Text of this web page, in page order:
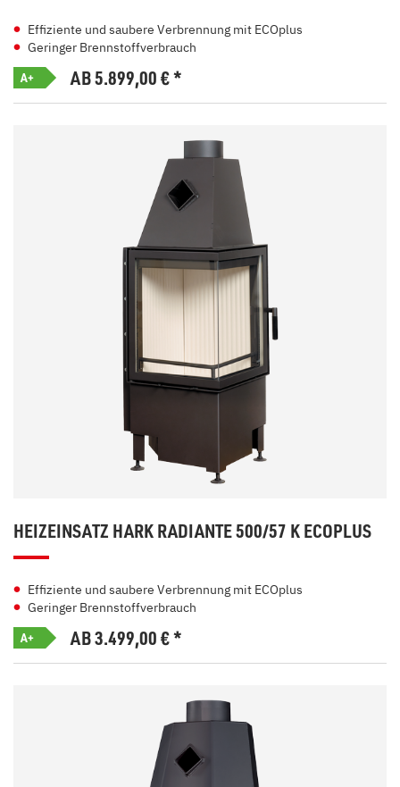
Effiziente und saubere Verbrennung mit ECOplus
Geringer Brennstoffverbrauch
A+ AB 5.899,00€*
HEIZEINSATZ HARK RADIANTE 500/57 K ECOPLUS
Effiziente und saubere Verbrennung mit ECOplus
Geringer Brennstoffverbrauch
A+ AB 3.499,00€*